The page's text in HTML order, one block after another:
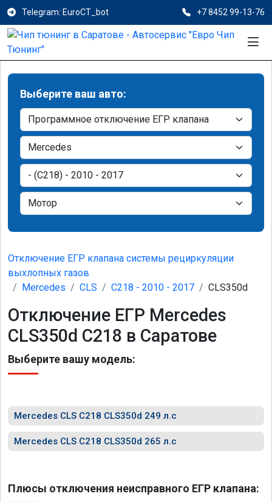
Telegram: EuroCT_bot +7 8452 99-13-76
Выберите ваш авто:
Отключение ЕГР клапана системы рециркуляции
выхлопных газов
Mercedes
CLS C218 - 2010 - 2017 CLS350d
Отключение ЕГР Mercedes
CLS350d C218 в Саратове
Выберите вашу модель:
Mercedes CLS C218 CLS350d 249 л.с
Mercedes CLS C218 CLS350d 265 л.с
Плюсы отключения неисправного ЕГР клапана: